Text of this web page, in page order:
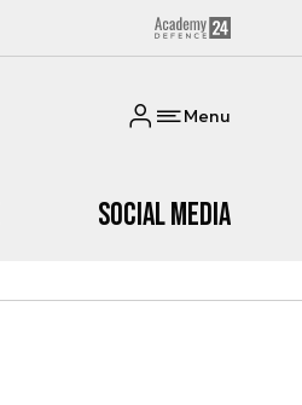
Menu
Social media